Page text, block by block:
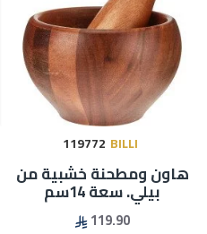
BILLI
119772
هاون ومطحنة خشبية من
بيلي. سعة 14سم
119.90